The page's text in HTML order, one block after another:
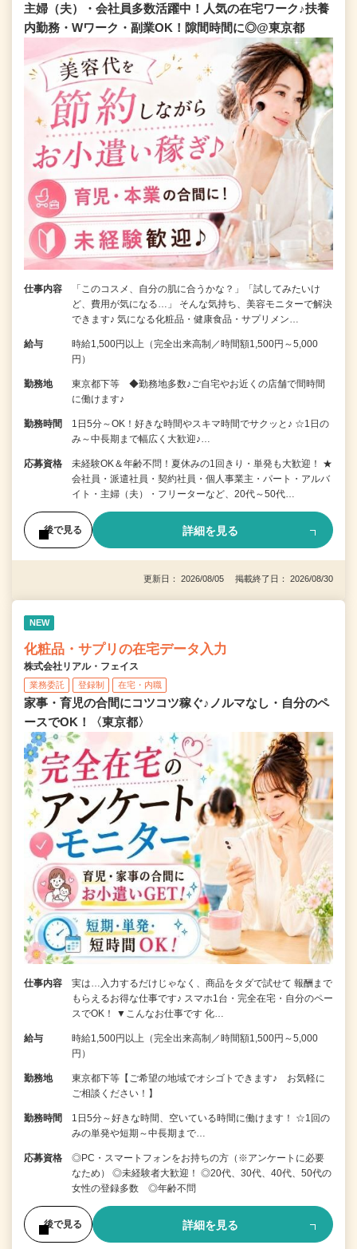
主婦（夫）・会社員多数活躍中！人気の在宅ワーク♪扶養
内勤務・Wワーク・副業OK！隙間時間に◎@東京都
仕事内容
「このコスメ、自分の肌に合うかな？」「試してみたいけ
ど、費用が気になる…」 そんな気持ち、美容モニターで解決
できます♪ 気になる化粧品・健康食品・サプリメン…
給与
時給1,500円以上（完全出来高制／時間額1,500円～5,000
円）
勤務地
東京都下等 ◆勤務地多数♪ご自宅やお近くの店舗で間時間
に働けます♪
勤務時間
1日5分～OK！好きな時間やスキマ時間でサクッと♪ ☆1日の
み～中長期まで幅広く大歓迎♪…
応募資格
未経験OK＆年齢不問！夏休みの1回きり・単発も大歓迎！ ★
会社員・派遣社員・契約社員・個人事業主・パート・アルバ
イト・主婦（夫）・フリーターなど、20代～50代…
後で見る 詳細を見る
更新日： 2026/08/05 掲載終了日： 2026/08/30
NEW
化粧品・サプリの在宅データ入力
株式会社リアル・フェイス
業務委託 登録制 在宅・内職
家事・育児の合間にコツコツ稼ぐ♪ノルマなし・自分のペ
ースでOK！〈東京都〉
仕事内容
実は…入力するだけじゃなく、商品をタダで試せて 報酬まで
もらえるお得な仕事です♪ スマホ1台・完全在宅・自分のペー
スでOK！ ▼こんなお仕事です 化…
給与
時給1,500円以上（完全出来高制／時間額1,500円～5,000
円）
勤務地
東京都下等【ご希望の地域でオシゴトできます♪ お気軽に
ご相談ください！】
勤務時間
1日5分～好きな時間、空いている時間に働けます！ ☆1回の
みの単発や短期～中長期まで…
応募資格
◎PC・スマートフォンをお持ちの方（※アンケートに必要
なため） ◎未経験者大歓迎！ ◎20代、30代、40代、50代の
女性の登録多数 ◎年齢不問
後で見る 詳細を見る